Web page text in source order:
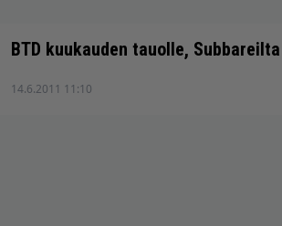
BTD kuukauden tauolle,
14.6.2011 11:10